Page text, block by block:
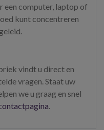
een computer, laptop of
kunt concentreren
vindt u direct en
vragen. Staat uw
we u graag en snel
.